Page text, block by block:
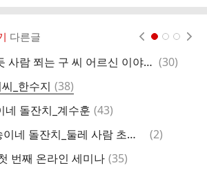
다른글
100-10편_햇볕 쬐듯 사람 쬐는 구 씨 어르신 이야기_손혜진 댓
(30)
_한수지 댓
글
(38)
네 돌잔치_계수훈 댓
(43)
100-8편_4남매 송이네 돌잔치_둘레 사람 초대에 관한 질문
댓
(2)
번째 온라인 세미나 댓
(35)